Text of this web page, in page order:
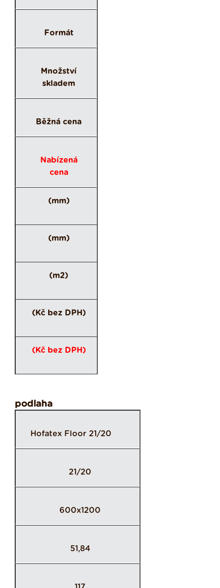
Formát
Množství
skladem
Běžná cena
Nabízená
cena
(mm)
(mm)
(m2)
(Kč bez DPH)
(Kč bez DPH)
podlaha
Hofatex Floor 21/20
21/20
600x1200
51,84